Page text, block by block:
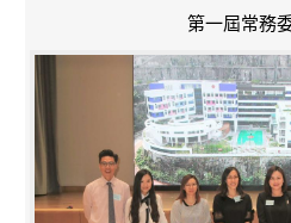
第一屆常務